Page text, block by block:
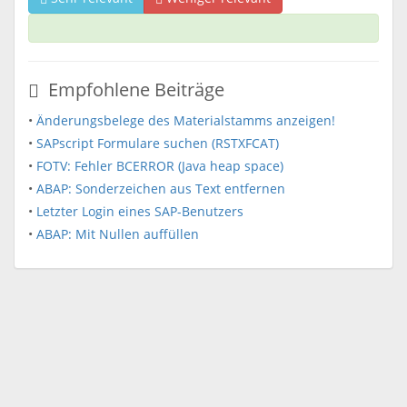
Empfohlene Beiträge
• Änderungsbelege des Materialstamms anzeigen!
• SAPscript Formulare suchen (RSTXFCAT)
• FOTV: Fehler BCERROR (Java heap space)
• ABAP: Sonderzeichen aus Text entfernen
• Letzter Login eines SAP-Benutzers
• ABAP: Mit Nullen auffüllen